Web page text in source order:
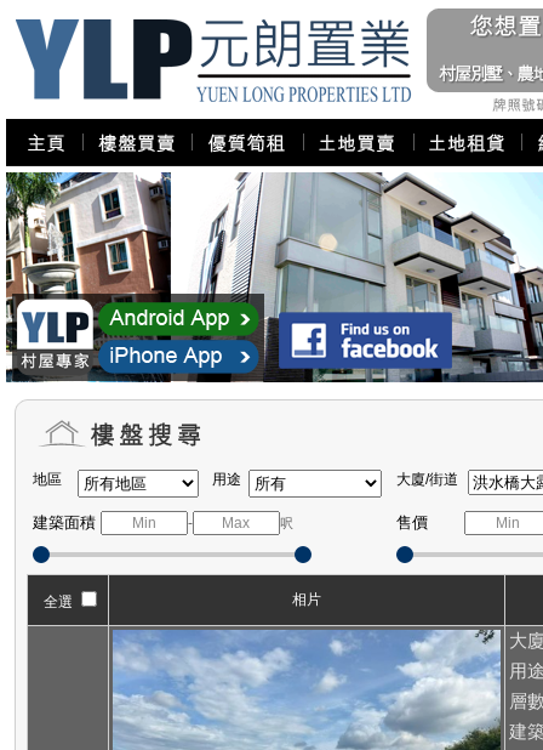
地區 用途 大廈/街道
建築面積 - 呎 售價
全選 相片
大
用
層
建